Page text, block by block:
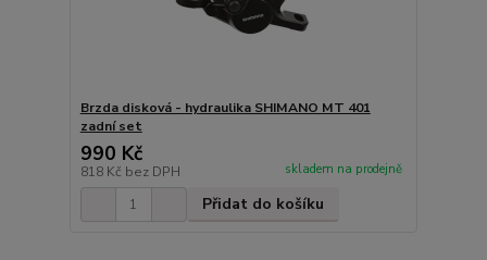
Brzda disková - hydraulika SHIMANO MT 401
zadní set
990 Kč
818 Kč bez DPH skladem na prodejně
Přidat do košíku